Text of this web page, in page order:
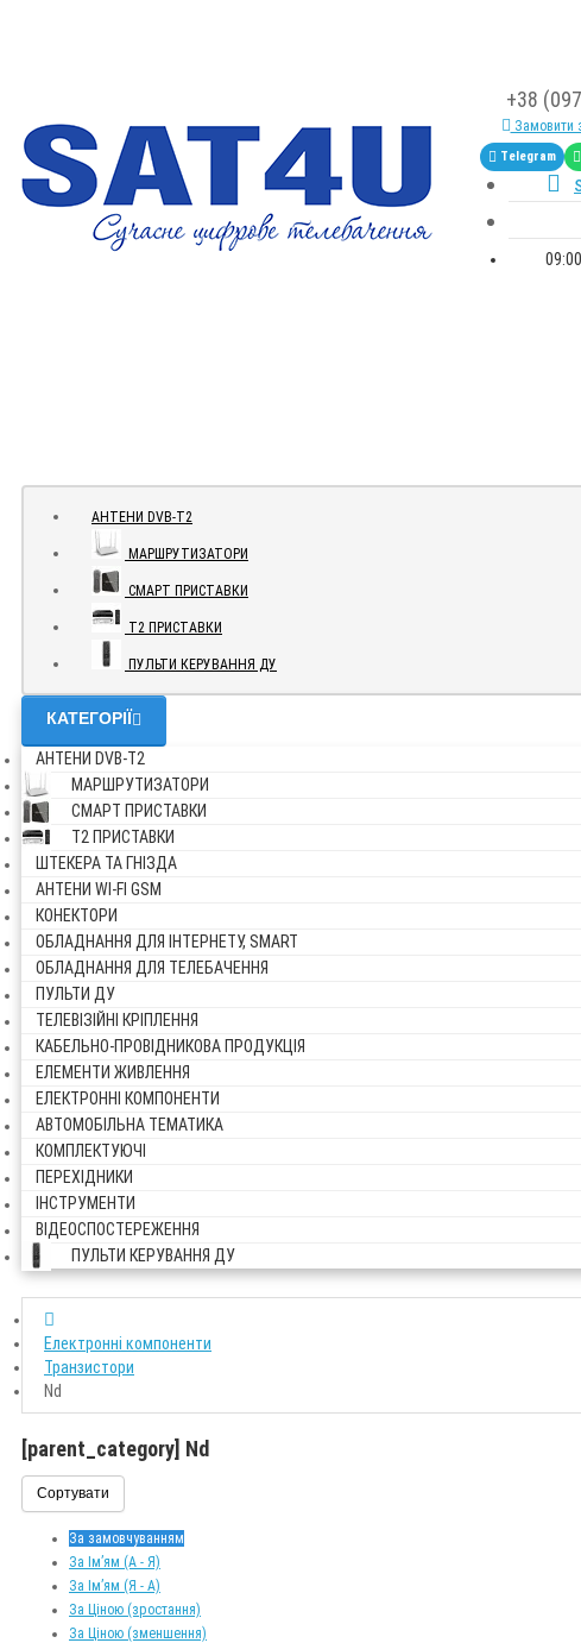
+38
Замовити
Telegram
АНТЕНИ DVB-Т2
МАРШРУТИЗАТОРИ
СМАРТ ПРИСТАВКИ
Т2 ПРИСТАВКИ
ПУЛЬТИ КЕРУВАННЯ ДУ
КАТЕГОРІЇ
АНТЕНИ DVB-Т2
МАРШРУТИЗАТОРИ
СМАРТ ПРИСТАВКИ
Т2 ПРИСТАВКИ
ШТЕКЕРА ТА ГНІЗДА
АНТЕНИ WI-FI GSM
КОНЕКТОРИ
ОБЛАДНАННЯ ДЛЯ ІНТЕРНЕТУ, SMART
ОБЛАДНАННЯ ДЛЯ ТЕЛЕБАЧЕННЯ
ПУЛЬТИ ДУ
ТЕЛЕВІЗІЙНІ КРІПЛЕННЯ
КАБЕЛЬНО-ПРОВІДНИКОВА ПРОДУКЦІЯ
ЕЛЕМЕНТИ ЖИВЛЕННЯ
ЕЛЕКТРОННІ КОМПОНЕНТИ
АВТОМОБІЛЬНА ТЕМАТИКА
КОМПЛЕКТУЮЧІ
ПЕРЕХІДНИКИ
ІНСТРУМЕНТИ
ВІДЕОСПОСТЕРЕЖЕННЯ
ПУЛЬТИ КЕРУВАННЯ ДУ
Електронні компоненти
Транзистори
Nd
[parent_category] Nd
Сортувати
За замовчуванням
За Ім’ям (A - Я)
За Ім’ям (Я - A)
За Ціною (зростання)
За Ціною (зменшення)